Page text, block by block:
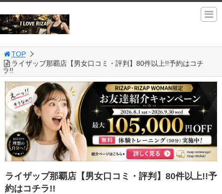
TOP
ライザップ那覇店【男女口コミ・評判】80件以上!!予約はコチ
ラ!!
ライザップ那覇店【男女口コミ・評判】80件以上!!予
約はコチラ!!